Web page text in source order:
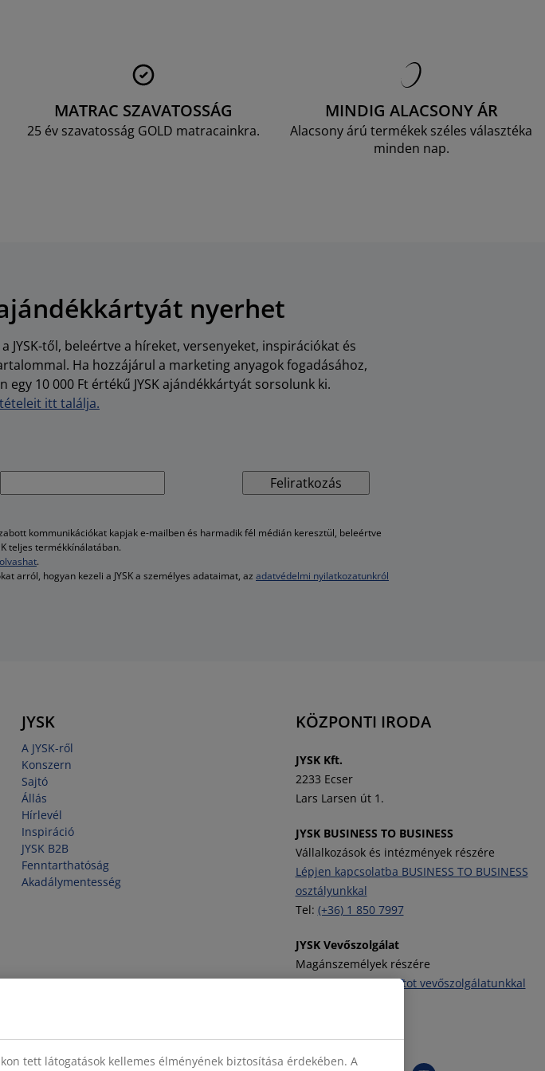
MATRAC SZAVATOSSÁG
25 év szavatosság GOLD matracainkra.
MINDIG ALACSONY ÁR
Alacsony árú termékek széles választéka
minden nap.
ajándékkártyát nyerhet
től, beleértve a híreket, versenyeket, inspirációkat és
Ha hozzájárul a marketing anyagok fogadásához,
10 000 Ft értékű JYSK ajándékkártyát sorsolunk ki.
itt találja.
Feliratkozás
kommunikációkat kapjak e-mailben és harmadik fél médián keresztül, beleértve
teljes termékkínálatában.
.
arról, hogyan kezeli a JYSK a személyes adataimat, az adatvédelmi nyilatkozatunkról
JYSK
A JYSK-ről
Konszern
Sajtó
Állás
Hírlevél
Inspiráció
JYSK B2B
Fenntarthatóság
Akadálymentesség
KÖZPONTI IRODA
JYSK Kft.
2233 Ecser
Lars Larsen út 1.
JYSK BUSINESS TO BUSINESS
Vállalkozások és intézmények részére
Lépjen kapcsolatba BUSINESS TO BUSINESS
osztályunkkal
Tel: (+36) 1 850 7997
JYSK Vevőszolgálat
Magánszemélyek részére
Vegye fel a kapcsolatot vevőszolgálatunkkal
JYSK követése
tett látogatások kellemes élményének biztosítása érdekében. A